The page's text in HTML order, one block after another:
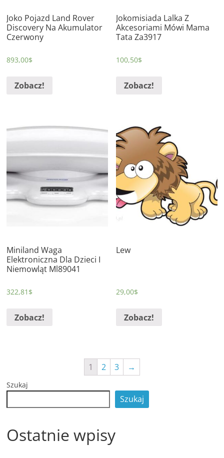
Joko Pojazd Land Rover
Discovery Na Akumulator
Czerwony
893,00$
Zobacz!
Jokomisiada Lalka Z
Akcesoriami Mówi Mama
Tata Za3917
100,50$
Zobacz!
Miniland Waga
Elektroniczna Dla Dzieci I
Niemowląt Ml89041
322,81 $
Zobacz!
Lew
29,00$
Zobacz!
1 2 3 →
Szukaj
Szukaj
Ostatnie wpisy